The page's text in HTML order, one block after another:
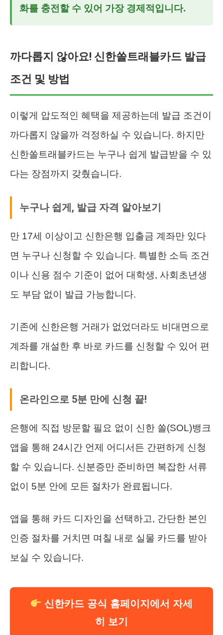
화를 충전할 수 있어 가장 경제적입니다.
까다롭지 않아요! 신한쏠트래블카드 발급
조건 및 방법
이렇게 압도적인 혜택을 제공하는데 발급 조건이
까다롭지 않을까 걱정하실 수 있습니다. 하지만
신한쏠트래블카드는 누구나 쉽게 발급받을 수 있
다는 장점까지 갖췄습니다.
누구나 쉽게, 발급 자격 알아보기
만 17세 이상이고 신한은행 입출금 계좌만 있다
면 누구나 신청할 수 있습니다. 특별한 소득 조건
이나 신용 점수 기준이 없어 대학생, 사회초년생
도 부담 없이 발급 가능합니다.
기존에 신한은행 거래가 없었더라도 비대면으로
계좌를 개설한 후 바로 카드를 신청할 수 있어 편
리합니다.
온라인으로 5분 만에 신청 끝!
은행에 직접 방문할 필요 없이 신한 쏠(SOL)뱅크
앱을 통해 24시간 언제 어디서든 간편하게 신청
할 수 있습니다. 신분증만 준비하면 복잡한 서류
없이 5분 안에 모든 절차가 완료됩니다.
앱을 통해 카드 디자인을 선택하고, 간단한 본인
인증 절차를 거치면 며칠 내로 실물 카드를 받아
보실 수 있습니다.
신한카드 공식 홈페이지에서 자세
히 보기